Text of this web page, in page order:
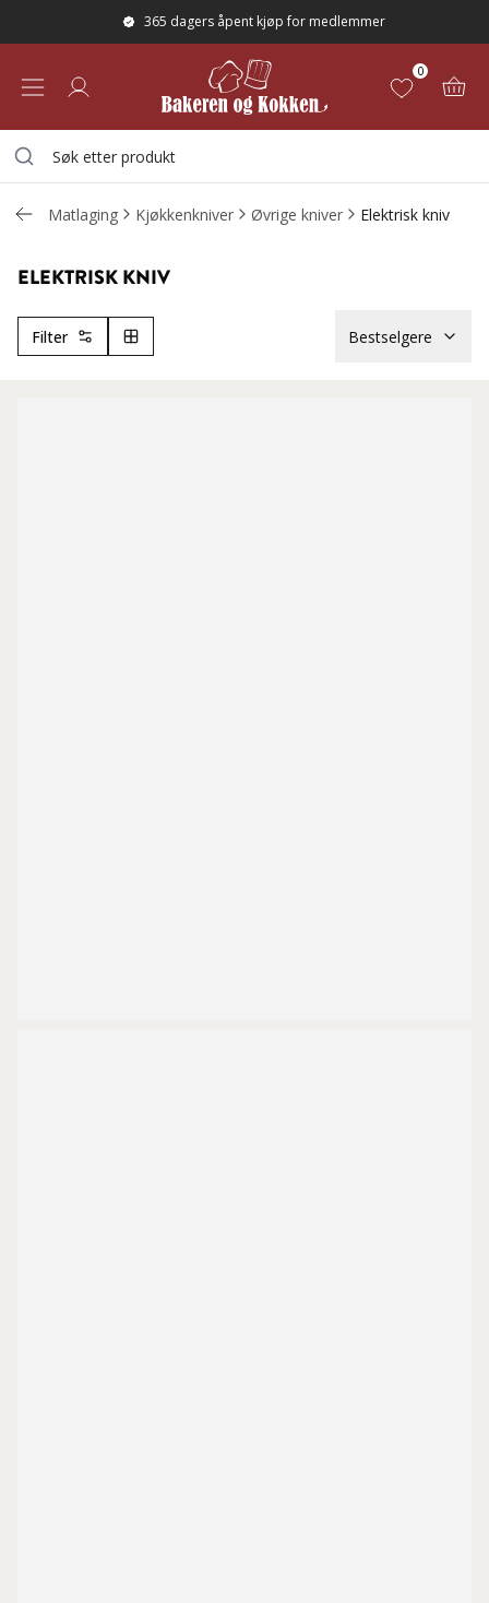
365 dagers åpent kjøp for medlemmer
0
Matlaging Kjøkkenkniver Øvrige kniver Elektrisk kniv
ELEKTRISK KNIV
Filter Bestselgere